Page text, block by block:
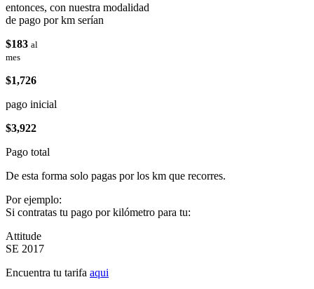
entonces, con nuestra modalidad
de pago por km serían
$183 al
mes
$1,726
pago inicial
$3,922
Pago total
De esta forma solo pagas por los km que recorres.
Por ejemplo:
Si contratas tu pago por kilómetro para tu:
Attitude
SE 2017
Encuentra tu tarifa aqui